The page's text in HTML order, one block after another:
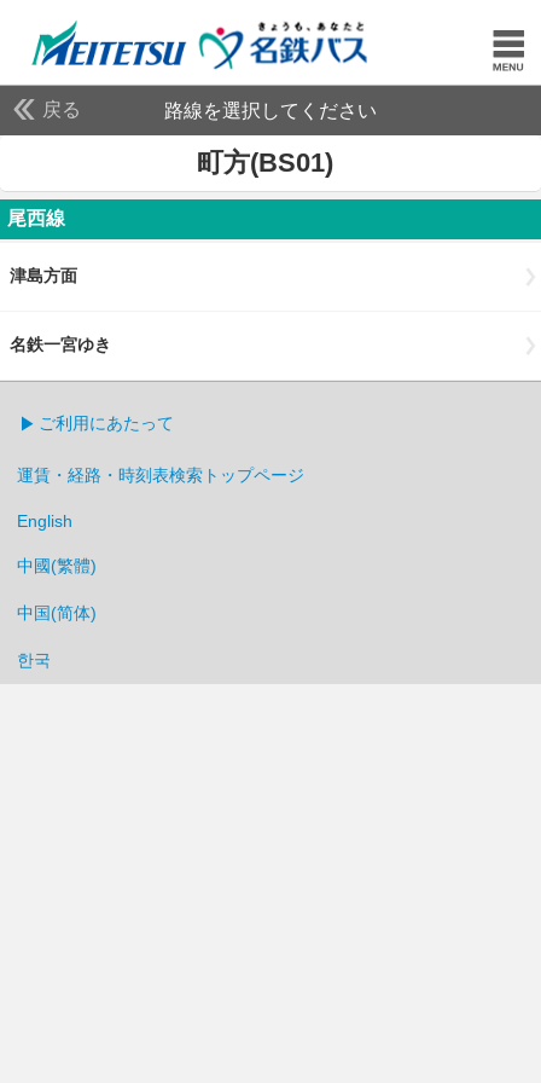
戻る 路線を選択してください
町方(BS01)
尾西線
津島方面
名鉄一宮ゆき
ご利用にあたって
運賃・経路・時刻表検索トップページ
English
中國(繁體)
中国(简体)
한국